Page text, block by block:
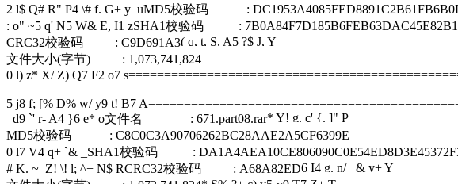
2 l$ Q# R" P4 \# f. G+ y uMD5校验码 :
: o" ~5 q' N5 W& E, I1 zSHA1校验码 :
CRC32校验码 : C9D691A3( q, t, S, A5 ?$ J, Y
文件大小(字节) : 1,073,741,824
0 l) z* X/ Z) Q7 F2 o7 s
5 j8 f; [% D% w/ y9 t! B7 A
d9 `' r- A4 }6 e* o文件名 : 671.part08.rar* Y! g. c' {. ]" P
MD5校验码 : C8C0C3A90706262BC28AAE2A5CF6399E
0 l7 V4 q+ `& _ SHA1校验码 :
# K. ~ Z! \! l; ^+ N$ RCRC32校验码 : A68A82ED6 I4 g. n/ _& y+ Y